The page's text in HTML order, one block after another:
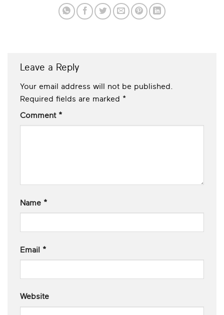
Leave a Reply
Your email address will not be published.
Required fields are marked *
Comment *
Name *
Email *
Website